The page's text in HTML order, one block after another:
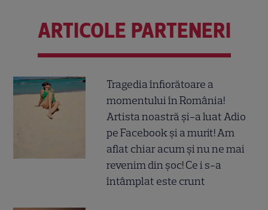
ARTICOLE PARTENERI
Tragedia înfiorătoare a
momentului în România!
Artista noastră și-a luat Adio
pe Facebook și a murit! Am
aflat chiar acum și nu ne mai
revenim din șoc! Ce i s-a
întâmplat este crunt